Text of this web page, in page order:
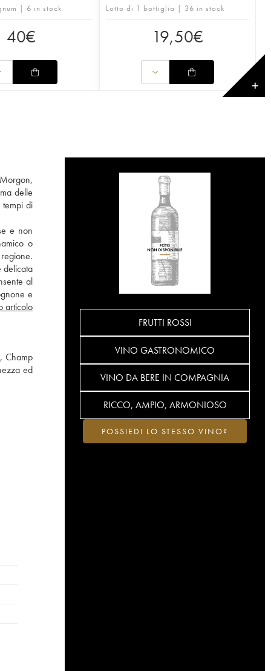
| 6 in stock
40€
Lotto di 1 bottiglia | 36 in stock
19,50€
✕
delle
di
e non
o
delicata
al
e
articolo
Champ
ed
FRUTTI ROSSI
VINO GASTRONOMICO
VINO DA BERE IN COMPAGNIA
RICCO, AMPIO, ARMONIOSO
POSSIEDI LO STESSO VINO?